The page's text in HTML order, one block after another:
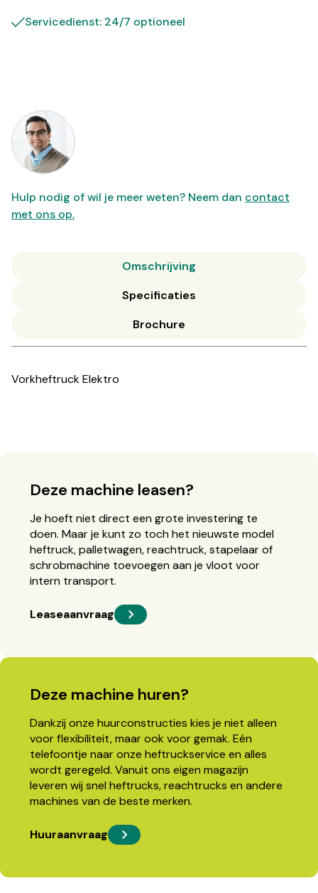
Servicedienst: 24/7 optioneel
Hulp nodig of wil je meer weten? Neem dan contact
met ons op.
Omschrijving
Specificaties
Brochure
Vorkheftruck Elektro
Deze machine leasen?
Je hoeft niet direct een grote investering te
doen. Maar je kunt zo toch het nieuwste model
heftruck, palletwagen, reachtruck, stapelaar of
schrobmachine toevoegen aan je vloot voor
intern transport.
Leaseaanvraag
Deze machine huren?
Dankzij onze huurconstructies kies je niet alleen
voor flexibiliteit, maar ook voor gemak. Eén
telefoontje naar onze heftruckservice en alles
wordt geregeld. Vanuit ons eigen magazijn
leveren wij snel heftrucks, reachtrucks en andere
machines van de beste merken.
Huuraanvraag